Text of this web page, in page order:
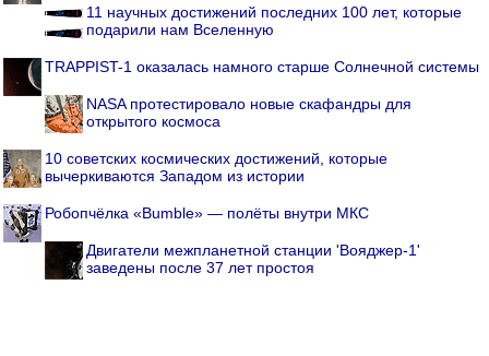
11 научных достижений последних 100 лет, которые
подарили нам Вселенную
TRAPPIST-1 оказалась намного старше Солнечной системы
NASA протестировало новые скафандры для
открытого космоса
10 советских космических достижений, которые
вычеркиваются Западом из истории
Робопчёлка «Bumble» — полёты внутри МКС
Двигатели межпланетной станции 'Вояджер-1'
заведены после 37 лет простоя